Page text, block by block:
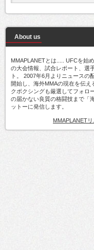
About us
MMAPLANETとは..... UFCを始
の大会情報、試合レポート、選
ト。 2007年6月よりニュース
開始し、海外MMAの現在を伝
クボクシングも厳選してフォロ
の届かない良質の格闘技まで「
ットーに発信します。
MMAPLANET